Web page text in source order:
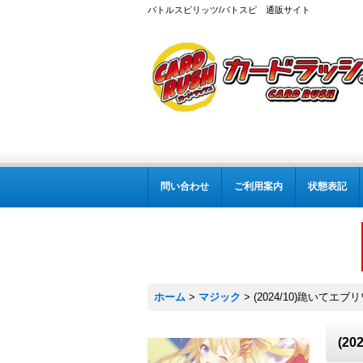
バトルスピリッツ/バトスピ 通販サイト
問い合わせ ご利用案内 状態表記
ホーム > マジック > (2024/10)跪いてエブ